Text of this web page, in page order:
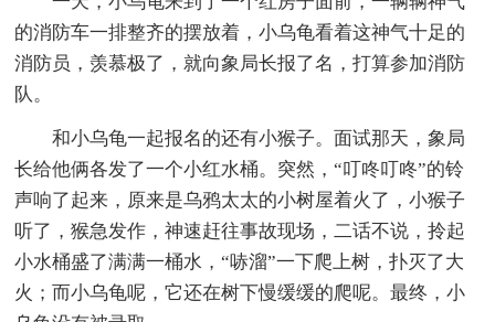
的消防车一排整齐的摆放着，小乌龟看着这神气十足的
消防员，羡慕极了，就向象局长报了名，打算参加消防
队。
和小乌龟一起报名的还有小猴子。面试那天，象局
长给他俩各发了一个小红水桶。突然，“叮咚叮咚”的铃
声响了起来，原来是乌鸦太太的小树屋着火了，小猴子
听了，猴急发作，神速赶往事故现场，二话不说，拎起
小水桶盛了满满一桶水，“哧溜”一下爬上树，扑灭了大
火；而小乌龟呢，它还在树下慢缓缓的爬呢。最终，小